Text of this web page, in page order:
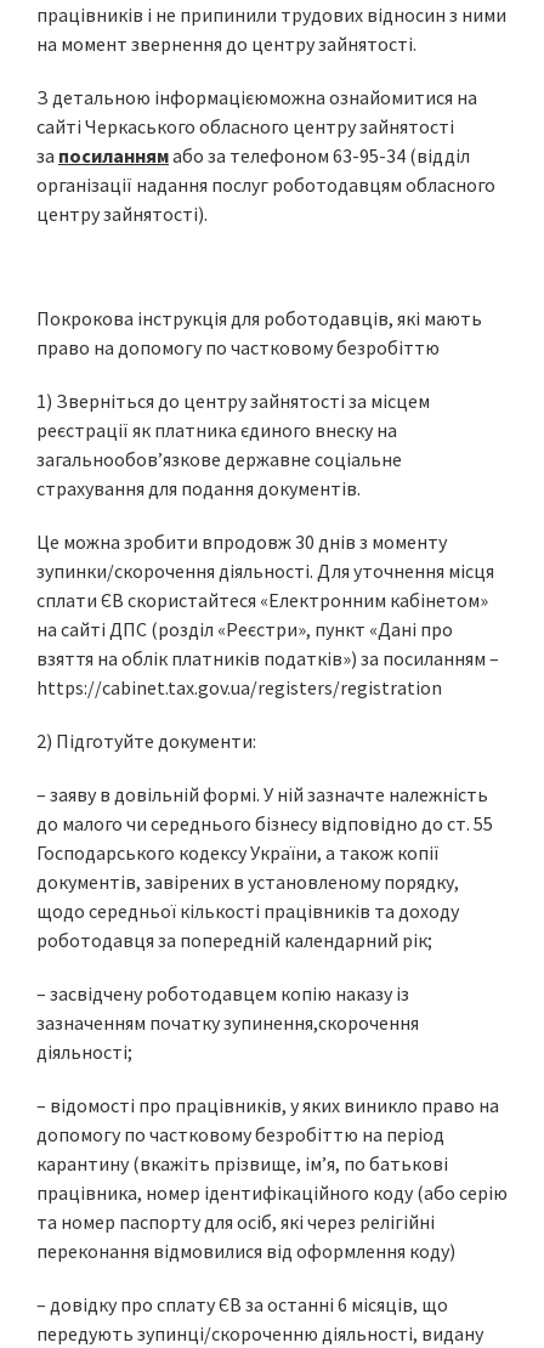
працівників і не припинили трудових відносин з ними
на момент звернення до центру зайнятості.
З детальною інформацієюможна ознайомитися на
сайті Черкаського обласного центру зайнятості
за посиланнямабо за телефоном 63-95-34 (відділ
організації надання послуг роботодавцям обласного
центру зайнятості).
Покрокова інструкція для роботодавців, які мають
право на допомогу по частковому безробіттю
1) Зверніться до центру зайнятості за місцем
реєстрації як платника єдиного внеску на
загальнообов’язкове державне соціальне
страхування для подання документів.
Це можна зробити впродовж 30 днів з моменту
зупинки/скорочення діяльності. Для уточнення місця
сплати ЄВ скористайтеся «Електронним кабінетом»
на сайті ДПС (розділ «Реєстри», пункт «Дані про
взяття на облік платників податків») за посиланням –
https://cabinet.tax.gov.ua/registers/registration
2) Підготуйте документи:
– заяву в довільній формі. У ній зазначте належність
до малого чи середнього бізнесу відповідно до ст. 55
Господарського кодексу України, а також копії
документів, завірених в установленому порядку,
щодо середньої кількості працівників та доходу
роботодавця за попередній календарний рік;
– засвідчену роботодавцем копію наказу із
зазначенням початку зупинення,скорочення
діяльності;
– відомості про працівників, у яких виникло право на
допомогу по частковому безробіттю на період
карантину (вкажіть прізвище, ім’я, по батькові
працівника, номер ідентифікаційного коду (або серію
та номер паспорту для осіб, які через релігійні
переконання відмовилися від оформлення коду)
– довідку про сплату ЄВ за останні 6 місяців, що
передують зупинці/скороченню діяльності, видану